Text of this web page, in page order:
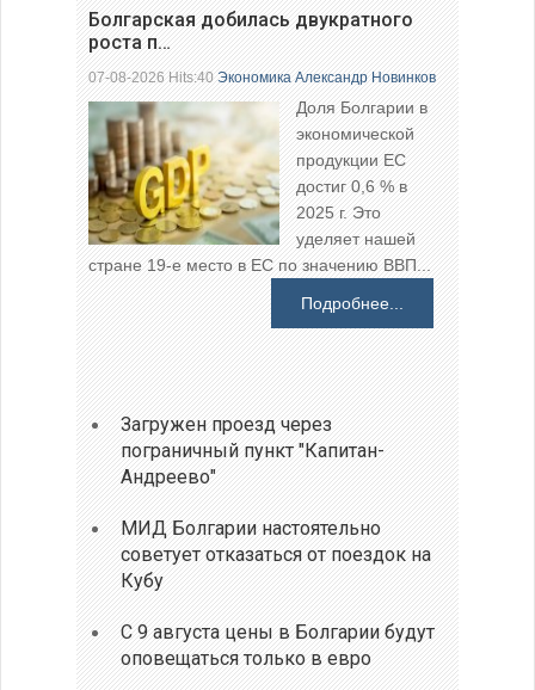
Болгарская добилась двукратного
роста п…
07-08-2026 Hits:40Экономика Александр Новинков
Доля Болгарии в
экономической
продукции ЕС
достиг 0,6 % в
2025 г. Это
уделяет нашей
стране 19-е место в ЕС по значению ВВП...
Подробнее...
Загружен проезд через
пограничный пункт "Капитан-
Андреево"
МИД Болгарии настоятельно
советует отказаться от поездок на
Кубу
С 9 августа цены в Болгарии будут
оповещаться только в евро